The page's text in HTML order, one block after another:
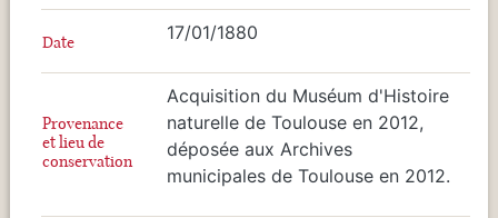
Date 17/01/1880
Provenance
et lieu de
conservation
Acquisition du Muséum d'Histoire
naturelle de Toulouse en 2012,
déposée aux Archives
municipales de Toulouse en 2012.